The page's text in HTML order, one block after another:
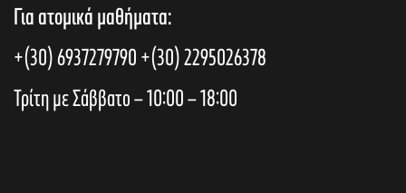
Για ατομικά μαθήματα:
+(30) 6937279790+(30) 2295026378
Τρίτη με Σάββατο – 10:00 – 18:00